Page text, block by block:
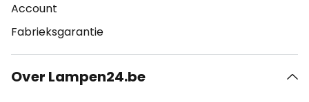
Account
Fabrieksgarantie
Over Lampen24.be